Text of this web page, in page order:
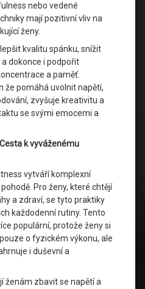
nebo vedené
mají pozitivní vliv na
ženy.
kvalitu spánku, snížit
dokonce i podpořit
a paměť.
že pomáhá uvolnit napětí,
zvyšuje kreativitu a
se svými emocemi a
k vyváženému
vytváří komplexní
Pro ženy, které chtějí
a zdraví, se tyto praktiky
každodenní rutiny. Tento
populární, protože ženy si
o fyzickém výkonu, ale
i duševní a
ženám zbavit se napětí a